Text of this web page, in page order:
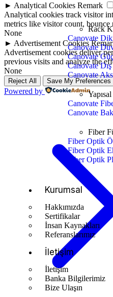
Rack
Canovate
Canovate
Canovate
Canovate
Canovate
Canovate
Canovate
Fiber
Fiber Optik
Fiber Optik
Fiber Optik
Kurumsal
Hakkımızda
Sertifikalar
İnsan Kaynakları
Referanslarımız
İletişim
İletişim
Banka Bilgilerimiz
Bize Ulaşın
► Analytical Cookies Remark
Analytical cookies track visitor
metrics like visitor count, bounce
None
► Advertisement Cookies
Advertisement cookies deliver
previous visits and analyze the
None
Reject All Save My Preferences
Powered by